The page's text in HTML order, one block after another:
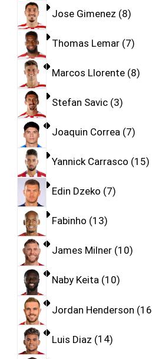
Jose Gimenez 8
Thomas Lemar 7
Marcos Llorente 8
Stefan Savic 3
Joaquin Correa 7
Yannick Carrasco 15
Edin Dzeko 7
Fabinho 13
James Milner 10
Naby Keita 10
Jordan Henderson 16
Luis Diaz 14